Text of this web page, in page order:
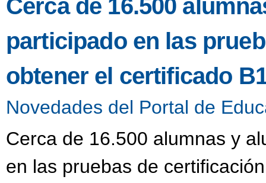
Cerca de 16.500
participado en las
obtener el certificado
Novedades del Portal de
Cerca de 16.500 alumnas y
en las pruebas de